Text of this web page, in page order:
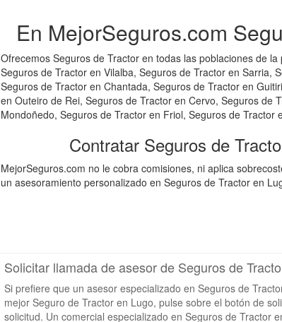
En MejorSeguros.com
Ofrecemos Seguros de Tractor en todas las poblaciones de
Seguros de Tractor en Vilalba, Seguros de Tractor en Sarria,
Seguros de Tractor en Chantada, Seguros de Tractor en
en Outeiro de Rei, Seguros de Tractor en Cervo, Seguros de
Mondoñedo, Seguros de Tractor en Friol, Seguros de
Contratar Seguros de
MejorSeguros.com no le cobra comisiones, ni aplica
un asesoramiento personalizado en Seguros de Tractor en
Solicitar llamada de asesor de Seguros de
Si prefiere que un asesor especializado en Seguros de
mejor Seguro de Tractor en Lugo, pulse sobre el botón de
solicitud. Un comercial especializado en Seguros de Tractor